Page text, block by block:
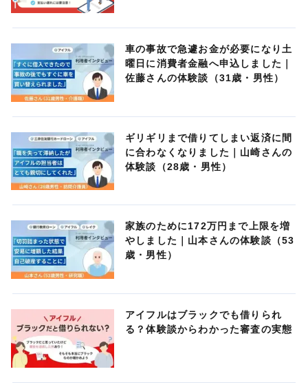
車の事故で急遽お金が必要になり土
曜日に消費者金融へ申込しました｜
佐藤さんの体験談（31歳・男性）
ギリギリまで借りてしまい返済に間
に合わなくなりました｜山崎さんの
体験談（28歳・男性）
家族のために172万円まで上限を増
やしました｜山本さんの体験談（53
歳・男性）
アイフルはブラックでも借りられ
る？体験談からわかった審査の実態